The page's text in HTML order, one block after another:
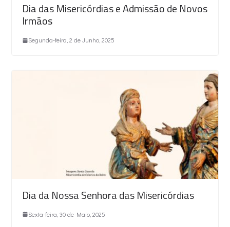
Dia das Misericórdias e Admissão de Novos
Irmãos
Segunda-feira, 2 de Junho, 2025
Dia da Nossa Senhora das Misericórdias
Sexta-feira, 30 de Maio, 2025